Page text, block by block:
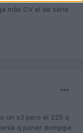
más CV el de serie
un s3 pero el 225 q
q poner dompipe